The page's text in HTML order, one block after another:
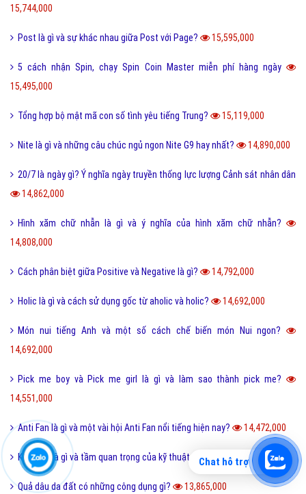
15,744,000
Post là gì và sự khác nhau giữa Post với Page? 15,595,000
5 cách nhận Spin, chạy Spin Coin Master miễn phí hàng ngày
15,495,000
Tổng hợp bộ mật mã con số tình yêu tiếng Trung? 15,119,000
Nite là gì và những câu chúc ngủ ngon Nite G9 hay nhất? 14,890,000
20/7 là ngày gì? Ý nghĩa ngày truyền thống lực lượng Cảnh sát nhân dân
14,862,000
Hình xăm chữ nhẫn là gì và ý nghĩa của hình xăm chữ nhẫn?
14,808,000
Cách phân biệt giữa Positive và Negative là gì? 14,792,000
Holic là gì và cách sử dụng gốc từ aholic và holic? 14,692,000
Món nui tiếng Anh và một số cách chế biến món Nui ngon?
14,692,000
Pick me boy và Pick me girl là gì và làm sao thành pick me?
14,551,000
Anti Fan là gì và một vài hội Anti Fan nổi tiếng hiện nay? 14,472,000
Kỹ thuật là gì và tầm quan trọng của kỹ thuật hiện nay? 13,998,000
Quả dâu da đất có những công dụng gì? 13,865,000
Chat hỗ trợ